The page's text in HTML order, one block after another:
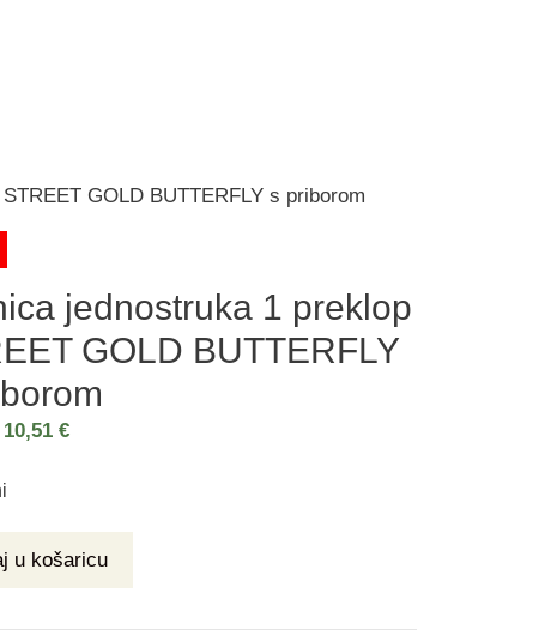
GOLD BUTTERFLY s priborom
jednostruka 1 preklop
GOLD BUTTERFLY
10,51€
u košaricu